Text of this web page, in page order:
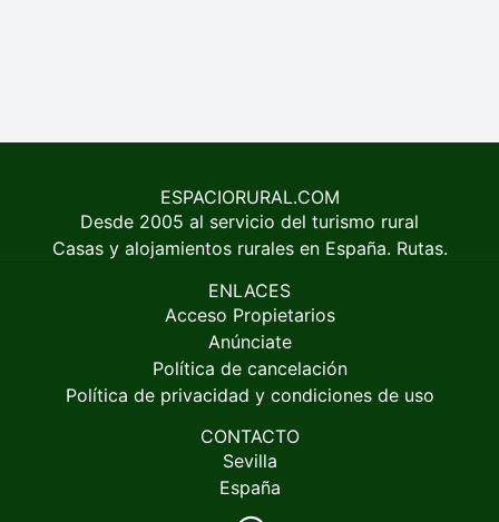
ESPACIORURAL.COM
Desde 2005 al servicio del turismo rural
Casas y alojamientos rurales en España. Rutas.
ENLACES
Acceso Propietarios
Anúnciate
Política de cancelación
Política de privacidad y condiciones de uso
CONTACTO
Sevilla
España